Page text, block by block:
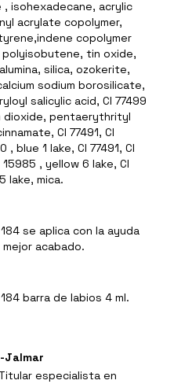
isohexadecane, acrylic
acrylate copolymer,
copolymer
tin oxide,
silica, ozokerite,
sodium borosilicate,
salicylic acid, CI 77499
dioxide, pentaerythrityl
CI 77491, CI
, blue 1 lake, CI 77491, CI
, yellow 6 lake, CI
lake, mica.
se aplica con la ayuda
acabado.
barra de labios 4 ml.
Jalmar
especialista en